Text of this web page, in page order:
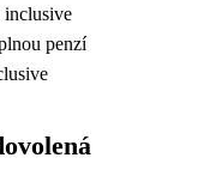
inclusive
penzí